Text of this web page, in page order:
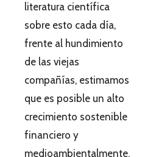
literatura científica
sobre esto cada día,
frente al hundimiento
de las viejas
compañías, estimamos
que es posible un alto
crecimiento sostenible
financiero y
medioambientalmente.